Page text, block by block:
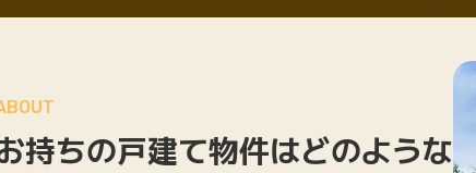
持ちの戸建て物件はどのような